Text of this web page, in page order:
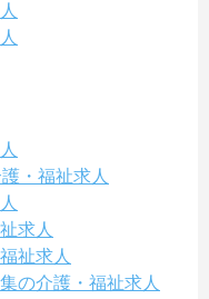
・福祉求人
求人
祉求人
の介護・福祉求人